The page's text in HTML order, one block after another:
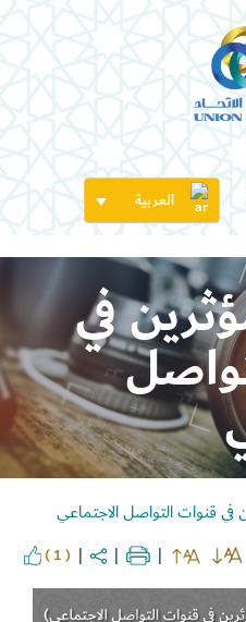
العربية
في
في قنوات التواصل الاجتماعي
( 1 )